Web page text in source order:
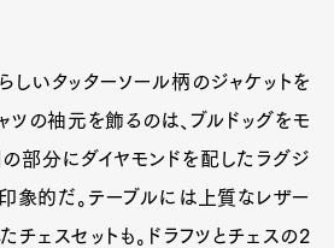
しいタッターソール柄のジャケットを
ツの袖元を飾るのは、ブルドッグをモ
の部分にダイヤモンドを配したラグジ
象的だ。テーブルには上質なレザー
チェスセットも。ドラフツとチェスの2